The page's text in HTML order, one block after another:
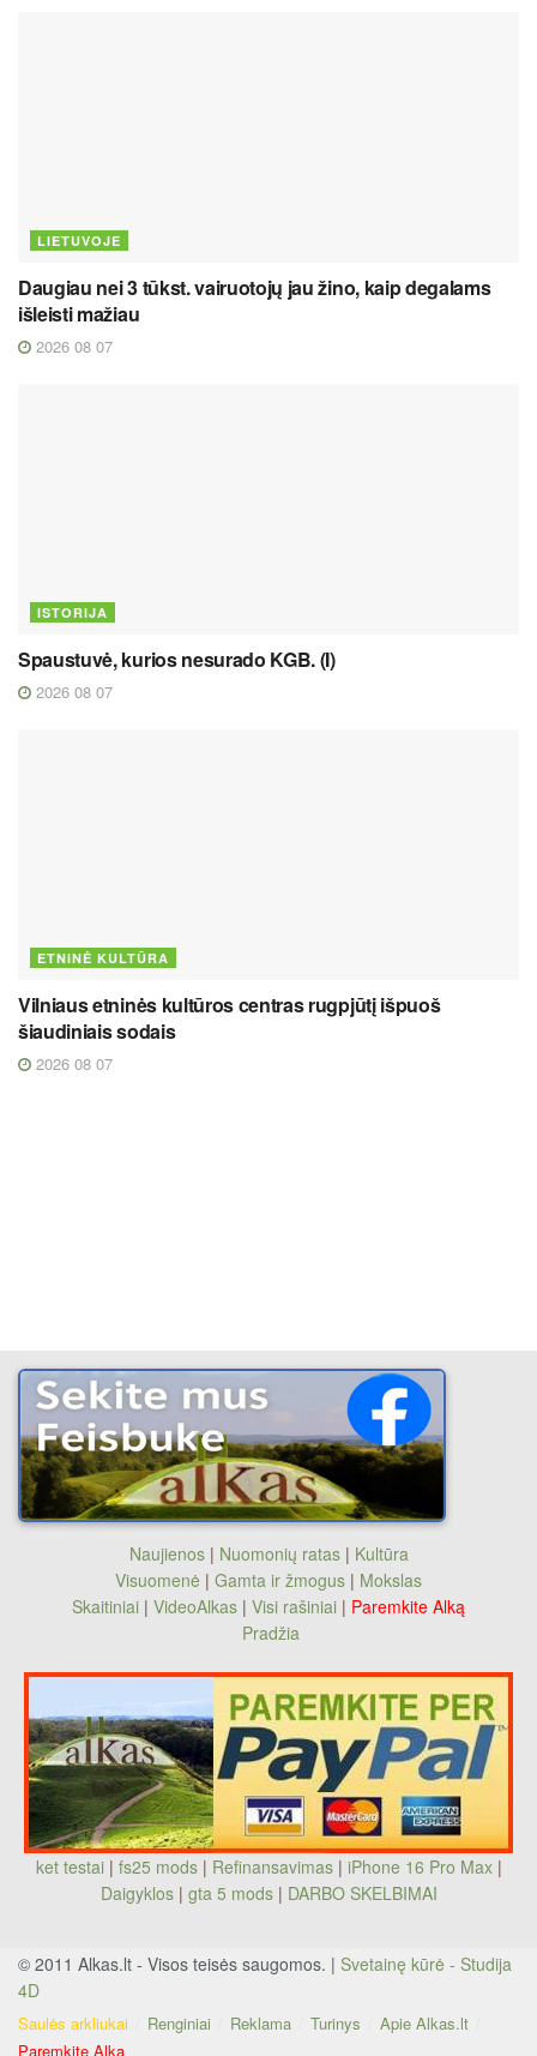
LIETUVOJE
Daugiau nei 3 tūkst. vairuotojų jau žino, kaip degalams
išleisti mažiau
2026 08 07
ISTORIJA
Spaustuvė, kurios nesurado KGB. (I)
2026 08 07
ETNINĖ KULTŪRA
Vilniaus etninės kultūros centras rugpjūtį išpuoš
šiaudiniais sodais
2026 08 07
Naujienos| Nuomonių ratas| Kultūra
Visuomenė | Gamta ir žmogus | Mokslas
Skaitiniai | VideoAlkas | Visi rašiniai | Paremkite Alką
Pradžia
ket testai | fs25 mods| Refinansavimas| iPhone 16 Pro Max|
Daigyklos| gta 5 mods | DARBO SKELBIMAI
© 2011 Alkas.lt - Visos teisės saugomos. | Svetainę kūrė - Studija
4D
Saulės arkliukai Renginiai Reklama Turinys
Apie Alkas.lt
Paremkite Alką